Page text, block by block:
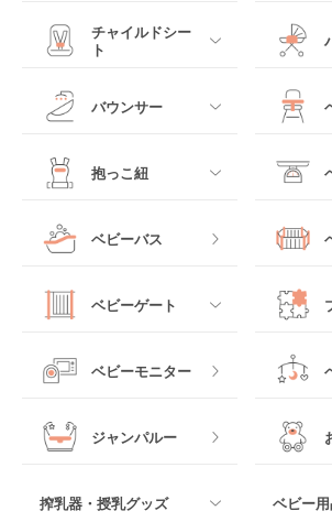
すべて
レギュラーサイズベビ
ベッドインベッド
クーファン
マットレス・布団
ベビーベッドその他
すべて
ベビーカ
チャイルドシー
ト
すべて
ジュニアシート
チャイルドシートその
他
すべて
バウンサー
すべて
ロッキングタイプ
すべて
テーブル
抱っこ紐
すべて
抱っこ紐その他
ベビーバス
すべて
木製
マット製
ベビーゲート
すべて
ベビーモニター
ジャンパルー
搾乳器・授乳グッズ ベビー